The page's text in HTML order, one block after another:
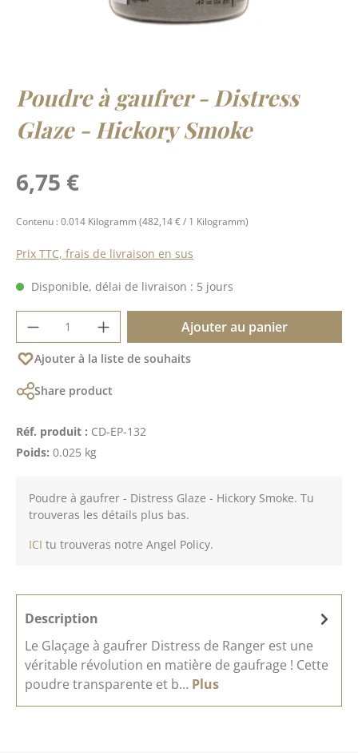
Poudre à gaufrer - Distress
Glaze - Hickory Smoke
Prix régulier :
6,75 €
Contenu : 0.014 Kilogramm (482,14 € / 1 Kilogramm)
Prix TTC, frais de livraison en sus
Disponible, délai de livraison : 5 jours
Quantité de produit : Entrez la quantité
Ajouter au panier
Ajouter à la liste de souhaits
Share product
Réf. produit : CD-EP-132
Poids: 0.025 kg
Poudre à gaufrer - Distress Glaze - Hickory Smoke. Tu
trouveras les détails plus bas.
ICI tu trouveras notre Angel Policy.
Description
Le Glaçage à gaufrer Distress de Ranger est une
véritable révolution en matière de gaufrage ! Cette
poudre transparente et b… Plus